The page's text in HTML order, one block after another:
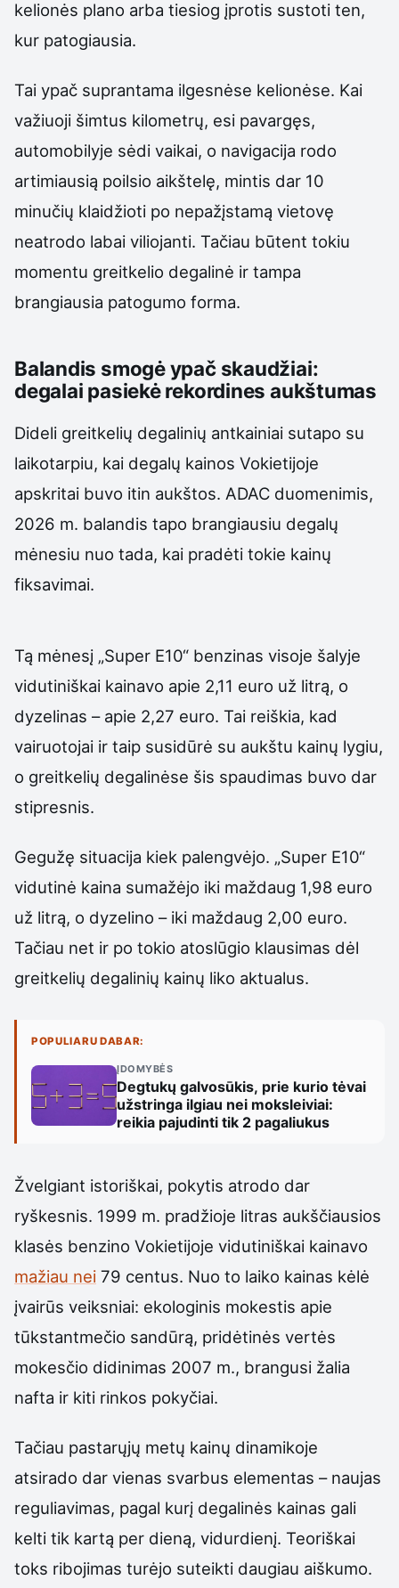
kelionės plano arba tiesiog įprotis sustoti ten,
kur patogiausia.
Tai ypač suprantama ilgesnėse kelionėse. Kai
važiuoji šimtus kilometrų, esi pavargęs,
automobilyje sėdi vaikai, o navigacija rodo
artimiausią poilsio aikštelę, mintis dar 10
minučių klaidžioti po nepažįstamą vietovę
neatrodo labai viliojanti. Tačiau būtent tokiu
momentu greitkelio degalinė ir tampa
brangiausia patogumo forma.
Balandis smogė ypač skaudžiai:
degalai pasiekė rekordines aukštumas
Dideli greitkelių degalinių antkainiai sutapo su
laikotarpiu, kai degalų kainos Vokietijoje
apskritai buvo itin aukštos. ADAC duomenimis,
2026 m. balandis tapo brangiausiu degalų
mėnesiu nuo tada, kai pradėti tokie kainų
fiksavimai.
Tą mėnesį „Super E10“ benzinas visoje šalyje
vidutiniškai kainavo apie 2,11 euro už litrą, o
dyzelinas – apie 2,27 euro. Tai reiškia, kad
vairuotojai ir taip susidūrė su aukštu kainų lygiu,
o greitkelių degalinėse šis spaudimas buvo dar
stipresnis.
Gegužę situacija kiek palengvėjo. „Super E10“
vidutinė kaina sumažėjo iki maždaug 1,98 euro
už litrą, o dyzelino – iki maždaug 2,00 euro.
Tačiau net ir po tokio atoslūgio klausimas dėl
greitkelių degalinių kainų liko aktualus.
POPULIARU DABAR:
ĮDOMYBĖS
Degtukų galvosūkis, prie kurio tėvai
užstringa ilgiau nei moksleiviai:
reikia pajudinti tik 2 pagaliukus
Žvelgiant istoriškai, pokytis atrodo dar
ryškesnis. 1999 m. pradžioje litras aukščiausios
klasės benzino Vokietijoje vidutiniškai kainavo
mažiau nei 79 centus. Nuo to laiko kainas kėlė
įvairūs veiksniai: ekologinis mokestis apie
tūkstantmečio sandūrą, pridėtinės vertės
mokesčio didinimas 2007 m., brangusi žalia
nafta ir kiti rinkos pokyčiai.
Tačiau pastarųjų metų kainų dinamikoje
atsirado dar vienas svarbus elementas – naujas
reguliavimas, pagal kurį degalinės kainas gali
kelti tik kartą per dieną, vidurdienį. Teoriškai
toks ribojimas turėjo suteikti daugiau aiškumo.